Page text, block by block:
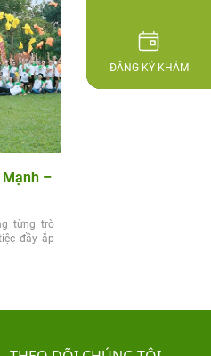
Mạnh –
từng trò
đầy ắp
ĐĂNG KÝ KHÁM